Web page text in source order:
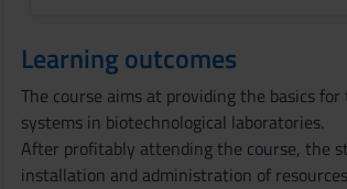
Learning outcomes
The course aims at providing the basics
systems in biotechnological laboratories.
After profitably attending the course, the
installation and administration of